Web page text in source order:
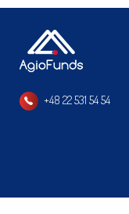
+48 22 531 54 54